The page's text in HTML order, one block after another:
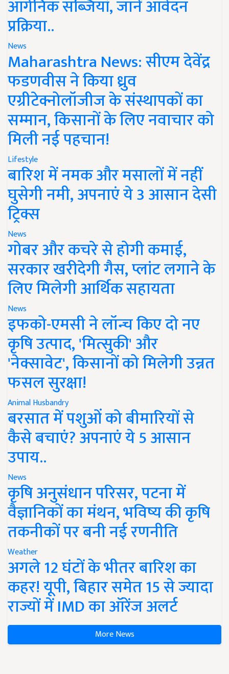
ऑर्गेनिक सब्जियां, जानें आवेदन
प्रक्रिया..
News
Maharashtra News: सीएम देवेंद्र
फडणवीस ने किया ध्रुव
एग्रीटेक्नोलॉजीज के संस्थापकों का
सम्मान, किसानों के लिए नवाचार को
मिली नई पहचान!
Lifestyle
बारिश में नमक और मसालों में नहीं
घुसेगी नमी, अपनाएं ये 3 आसान देसी
ट्रिक्स
News
गोबर और कचरे से होगी कमाई,
सरकार खरीदेगी गैस, प्लांट लगाने के
लिए मिलेगी आर्थिक सहायता
News
इफको-एमसी ने लॉन्च किए दो नए
कृषि उत्पाद, 'मित्सुकी' और
'नेक्सावेट', किसानों को मिलेगी उन्नत
फसल सुरक्षा!
Animal Husbandry
बरसात में पशुओं को बीमारियों से
कैसे बचाएं? अपनाएं ये 5 आसान
उपाय..
News
कृषि अनुसंधान परिसर, पटना में
वैज्ञानिकों का मंथन, भविष्य की कृषि
तकनीकों पर बनी नई रणनीति
Weather
अगले 12 घंटों के भीतर बारिश का
कहर! यूपी, बिहार समेत 15 से ज्यादा
राज्यों में IMD का ऑरेंज अलर्ट
More News